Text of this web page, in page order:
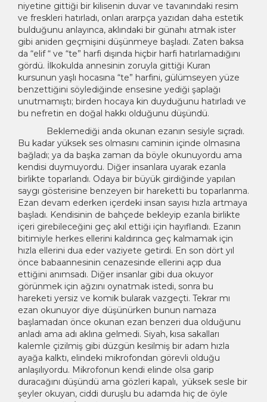
niyetine gittiği bir kilisenin duvar ve tavanındaki resim
ve freskleri hatırladı, onları ararpça yazıdan daha estetik
bulduğunu anlayınca, aklındaki bir günahı atmak ister
gibi aniden geçmişini düşünmeye başladı. Zaten baksa
da “elif “ ve “te” harfi dışında hiçbir harfi hatırlamadığını
gördü. İlkokulda annesinin zoruyla gittiği Kuran
kursunun yaşlı hocasına “te” harfini, gülümseyen yüze
benzettiğini söylediğinde ensesine yediği şaplağı
unutmamıştı; birden hocaya kin duyduğunu hatırladı ve
bu nefretin en doğal hakkı olduğunu düşündü.
Beklemediği anda okunan ezanın sesiyle sıçradı.
Bu kadar yüksek ses olmasını caminin içinde olmasına
bağladı; ya da başka zaman da böyle okunuyordu ama
kendisi duymuyordu. Diğer insanlara uyarak ezanla
birlikte toparlandı. Odaya bir büyük girdiğinde yapılan
saygı gösterisine benzeyen bir hareketti bu toparlanma.
Ezan devam ederken içerdeki insan sayısı hızla artmaya
başladı. Kendisinin de bahçede bekleyip ezanla birlikte
içeri girebileceğini geç akıl ettiği için hayıflandı. Ezanın
bitimiyle herkes ellerini kaldırınca geç kalmamak için
hızla ellerini dua eder vaziyete getirdi. En son dört yıl
önce babaannesinin cenazesinde ellerini açıp dua
ettiğini anımsadı. Diğer insanlar gibi dua okuyor
görünmek için ağzını oynatmak istedi, sonra bu
hareketi yersiz ve komik bularak vazgeçti. Tekrar mı
ezan okunuyor diye düşünürken bunun namaza
başlamadan önce okunan ezan benzeri dua olduğunu
anladı ama adı aklına gelmedi. Siyah, kısa sakalları
kalemle çizilmiş gibi düzgün kesilmiş bir adam hızla
ayağa kalktı, elindeki mikrofondan görevli olduğu
anlaşılıyordu. Mikrofonun kendi elinde olsa garip
duracağını düşündü ama gözleri kapalı, yüksek sesle bir
şeyler okuyan, ciddi duruşlu bu adamda hiç de öyle